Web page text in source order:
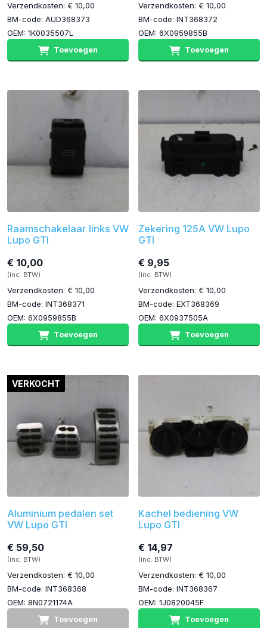
Verzendkosten: € 10,00
BM-code: AUD368373
OEM: 1K0035507L
Toevoegen
Verzendkosten: € 10,00
BM-code: INT368372
OEM: 6X0959855B
Toevoegen
Raamschakelaar links VW
Lupo GTI
€ 10,00
(inc. BTW)
Verzendkosten: € 10,00
BM-code: INT368371
OEM: 6X0959855B
Toevoegen
Zekering 125A VW Lupo
GTI
€ 9,95
(inc. BTW)
Verzendkosten: € 10,00
BM-code: EXT368369
OEM: 6X0937505A
Toevoegen
VERKOCHT
Aluminium pedalen set
VW Lupo GTI
€ 59,50
(inc. BTW)
Verzendkosten: € 10,00
BM-code: INT368368
OEM: 8N0721174A
Toevoegen
Kachel bediening VW
Lupo GTI
€ 14,97
(inc. BTW)
Verzendkosten: € 10,00
BM-code: INT368367
OEM: 1J0820045F
Toevoegen